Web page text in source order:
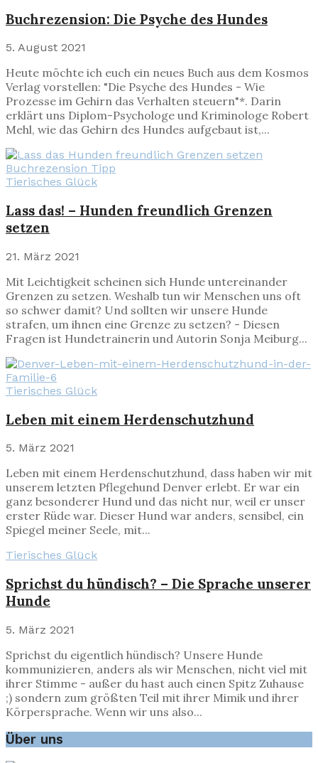
Buchrezension: Die Psyche des Hundes
5. August 2021
Heute möchte ich euch ein neues Buch aus dem Kosmos
Verlag vorstellen: "Die Psyche des Hundes - Wie
Prozesse im Gehirn das Verhalten steuern"*. Darin
erklärt uns Diplom-Psychologe und Kriminologe Robert
Mehl, wie das Gehirn des Hundes aufgebaut ist,...
Tierisches Glück
Lass das! – Hunden freundlich Grenzen
setzen
21. März 2021
Mit Leichtigkeit scheinen sich Hunde untereinander
Grenzen zu setzen. Weshalb tun wir Menschen uns oft
so schwer damit? Und sollten wir unsere Hunde
strafen, um ihnen eine Grenze zu setzen? - Diesen
Fragen ist Hundetrainerin und Autorin Sonja Meiburg...
Tierisches Glück
Leben mit einem Herdenschutzhund
5. März 2021
Leben mit einem Herdenschutzhund, dass haben wir mit
unserem letzten Pflegehund Denver erlebt. Er war ein
ganz besonderer Hund und das nicht nur, weil er unser
erster Rüde war. Dieser Hund war anders, sensibel, ein
Spiegel meiner Seele, mit...
Tierisches Glück
Sprichst du hündisch? – Die Sprache unserer
Hunde
5. März 2021
Sprichst du eigentlich hündisch? Unsere Hunde
kommunizieren, anders als wir Menschen, nicht viel mit
ihrer Stimme - außer du hast auch einen Spitz Zuhause
;) sondern zum größten Teil mit ihrer Mimik und ihrer
Körpersprache. Wenn wir uns also...
Über uns